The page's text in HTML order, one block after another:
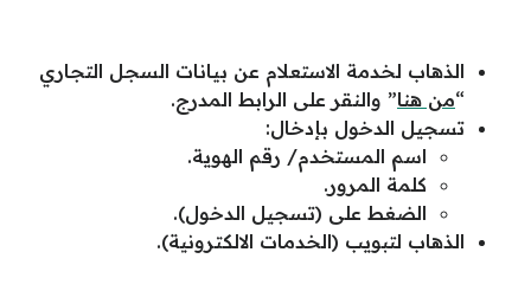
الذهاب لخدمة الاستعلام عن بيانات السجل التجاري
“من هنا” والنقر على الرابط المدرج.
تسجيل الدخول بإدخال:
اسم المستخدم/ رقم الهوية.
كلمة المرور.
الضغط على (تسجيل الدخول).
الذهاب لتبويب (الخدمات الالكترونية).